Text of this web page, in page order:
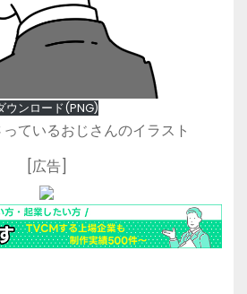
ウンロード(PNG)
ているおじさんのイラスト
[広告]